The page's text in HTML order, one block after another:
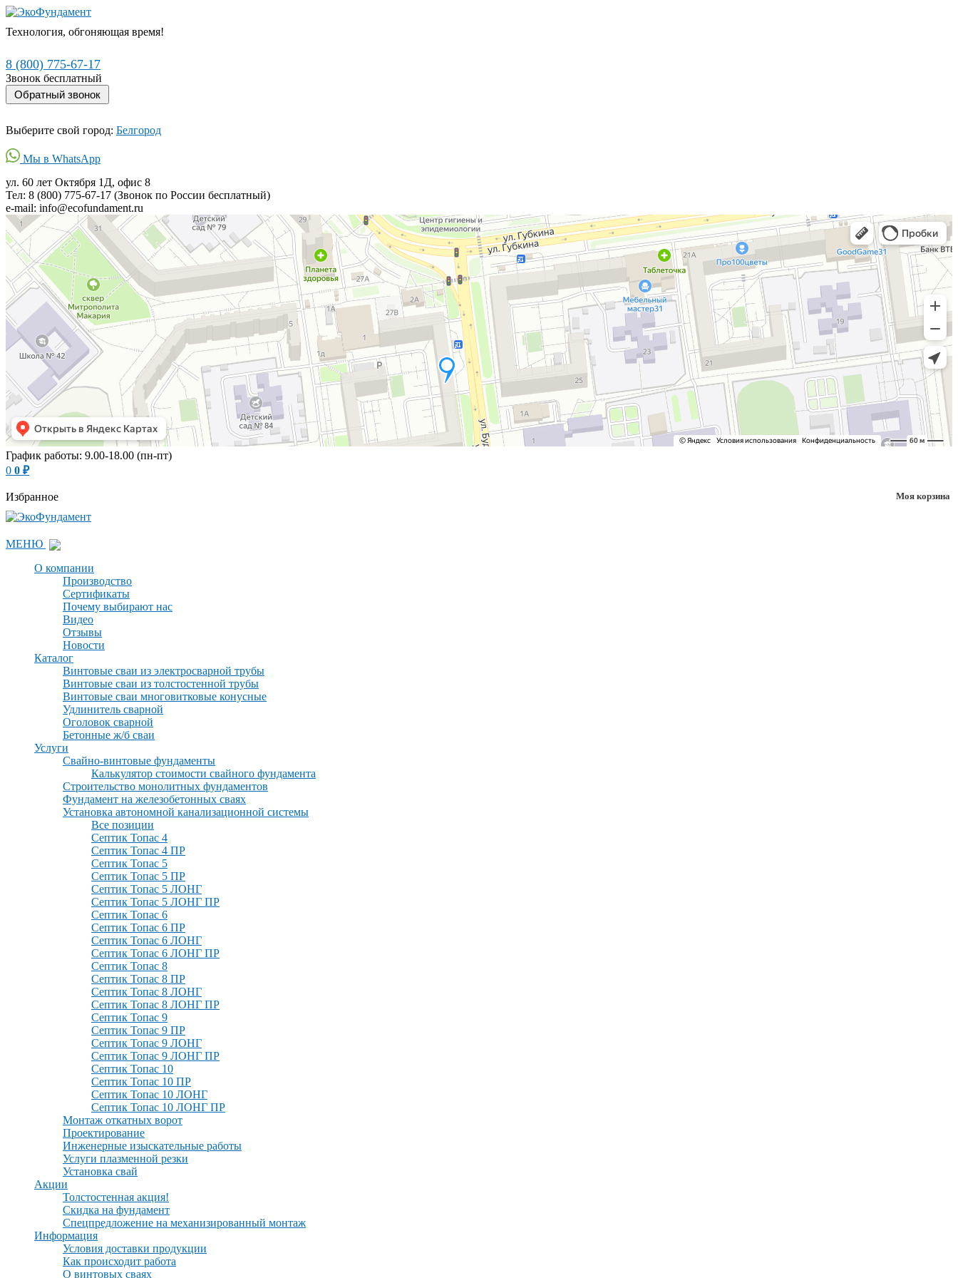
Технология, обгоняющая время!
8 (800) 775-67-17
Звонок бесплатный
Выберите свой город: Белгород
Мы в WhatsApp
ул. 60 лет Октября 1Д, офис 8
Тел: 8 (800) 775-67-17 (Звонок по России бесплатный)
e-mail: info@ecofundament.ru
График работы: 9.00-18.00 (пн-пт)
0 0 ₽
Моя корзина
Избранное
МЕНЮ
О компании
Производство
Сертификаты
Почему выбирают нас
Видео
Отзывы
Новости
Каталог
Винтовые сваи из электросварной трубы
Винтовые сваи из толстостенной трубы
Винтовые сваи многовитковые конусные
Удлинитель сварной
Оголовок сварной
Бетонные ж/б сваи
Услуги
Свайно-винтовые фундаменты
Калькулятор стоимости свайного фундамента
Строительство монолитных фундаментов
Фундамент на железобетонных сваях
Установка автономной канализационной системы
Все позиции
Септик Топас 4
Септик Топас 4 ПР
Септик Топас 5
Септик Топас 5 ПР
Септик Топас 5 ЛОНГ
Септик Топас 5 ЛОНГ ПР
Септик Топас 6
Септик Топас 6 ПР
Септик Топас 6 ЛОНГ
Септик Топас 6 ЛОНГ ПР
Септик Топас 8
Септик Топас 8 ПР
Септик Топас 8 ЛОНГ
Септик Топас 8 ЛОНГ ПР
Септик Топас 9
Септик Топас 9 ПР
Септик Топас 9 ЛОНГ
Септик Топас 9 ЛОНГ ПР
Септик Топас 10
Септик Топас 10 ПР
Септик Топас 10 ЛОНГ
Септик Топас 10 ЛОНГ ПР
Монтаж откатных ворот
Проектирование
Инженерные изыскательные работы
Услуги плазменной резки
Установка свай
Акции
Толстостенная акция!
Скидка на фундамент
Спецпредложение на механизированный монтаж
Информация
Условия доставки продукции
Как происходит работа
О винтовых сваях